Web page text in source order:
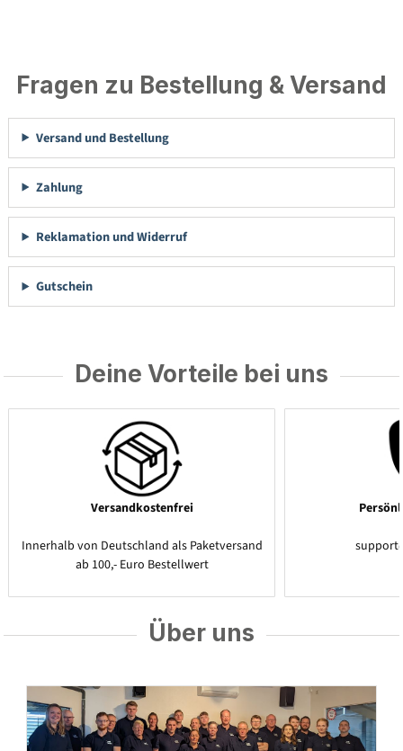
Fragen zu Bestellung & Versand
Versand und Bestellung
Zahlung
Reklamation und Widerruf
Gutschein
Deine Vorteile bei uns
Versandkostenfrei
Innerhalb von Deutschland als Paketversand
ab 100,- Euro Bestellwert
Über uns